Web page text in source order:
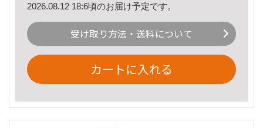
2026.08.12 18:6頃のお届け予定です。
受け取り方法・送料について
カートに入れる